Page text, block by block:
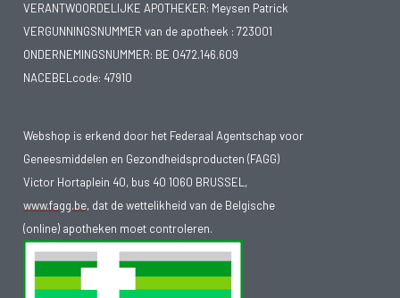
VERANTWOORDELIJKE APOTHEKER: Meysen Patrick
VERGUNNINGSNUMMER van de apotheek : 723001
ONDERNEMINGSNUMMER: BE 0472.146.609
NACEBELcode: 47910
Webshop is erkend door het Federaal Agentschap voor
Geneesmiddelen en Gezondheidsproducten (FAGG)
Victor Hortaplein 40, bus 40 1060 BRUSSEL,
www.fagg.be, dat de wettelikheid van de Belgische
(online) apotheken moet controleren.